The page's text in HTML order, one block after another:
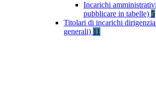
Incarichi
pubblicare in tabelle) 5
Titolari di incarichi
generali) 11